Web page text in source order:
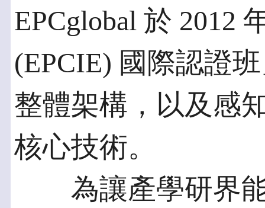
EPCglobal 於 2012
(EPCIE) 國際認證
整體架構，以及感
核心技術。
為讓產學研界能